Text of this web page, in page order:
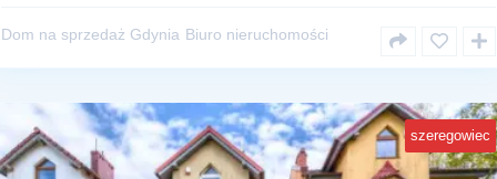
Dom na sprzedaż Gdynia Biuro nieruchomości
szeregowiec